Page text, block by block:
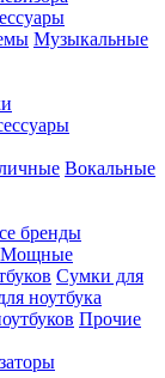
Музыкальные
Вокальные
бренды
Мощные
Сумки для
ноутбука
Прочие